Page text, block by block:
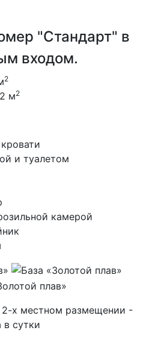
"Стандарт" в
входом.
2
м2
и туалетом
камерой
х местном размещении -
в сутки